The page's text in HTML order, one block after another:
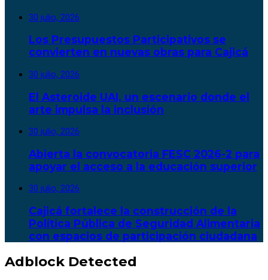
30 julio, 2026
Los Presupuestos Participativos se
convierten en nuevas obras para Cajicá
30 julio, 2026
El Asteroide UAI, un escenario donde el
arte impulsa la inclusión
30 julio, 2026
Abierta la convocatoria FESC 2026-2 para
apoyar el acceso a la educación superior
30 julio, 2026
Cajicá fortalece la construcción de la
Política Pública de Seguridad Alimentaria
con espacios de participación ciudadana
Adblock Detected